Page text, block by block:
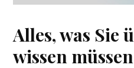
Alles, was Sie
wissen müssen